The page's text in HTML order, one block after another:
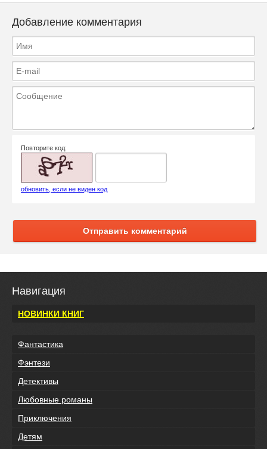
Добавление комментария
Повторите код:
обновить, если не виден код
Отправить комментарий
Навигация
НОВИНКИ КНИГ
Фантастика
Фэнтези
Детективы
Любовные романы
Приключения
Детям